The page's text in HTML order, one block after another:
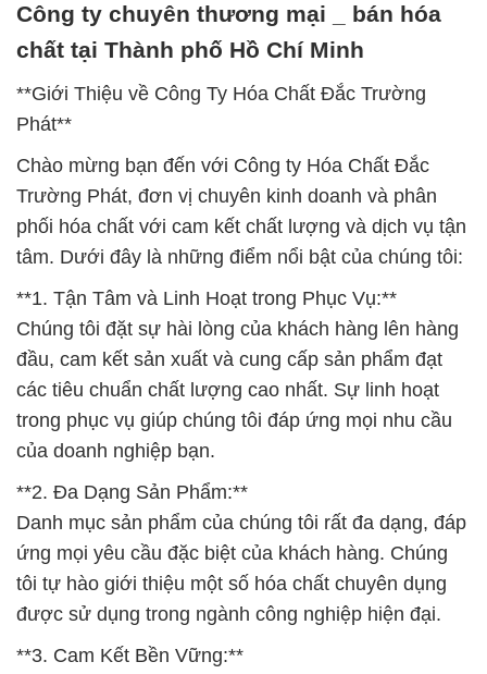
Công ty chuyên thương mại _ bán hóa
chất tại Thành phố Hồ Chí Minh
**Giới Thiệu về Công Ty Hóa Chất Đắc Trường
Phát**
Chào mừng bạn đến với Công ty Hóa Chất Đắc
Trường Phát, đơn vị chuyên kinh doanh và phân
phối hóa chất với cam kết chất lượng và dịch vụ tận
tâm. Dưới đây là những điểm nổi bật của chúng tôi:
**1. Tận Tâm và Linh Hoạt trong Phục Vụ:**
Chúng tôi đặt sự hài lòng của khách hàng lên hàng
đầu, cam kết sản xuất và cung cấp sản phẩm đạt
các tiêu chuẩn chất lượng cao nhất. Sự linh hoạt
trong phục vụ giúp chúng tôi đáp ứng mọi nhu cầu
của doanh nghiệp bạn.
**2. Đa Dạng Sản Phẩm:**
Danh mục sản phẩm của chúng tôi rất đa dạng, đáp
ứng mọi yêu cầu đặc biệt của khách hàng. Chúng
tôi tự hào giới thiệu một số hóa chất chuyên dụng
được sử dụng trong ngành công nghiệp hiện đại.
**3. Cam Kết Bền Vững:**